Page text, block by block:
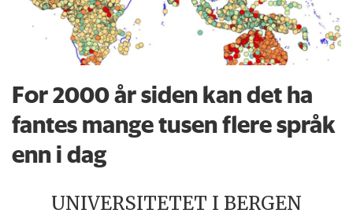
For 2000 år siden kan det ha
fantes mange tusen flere språk
enn i dag
UNIVERSITETET I BERGEN